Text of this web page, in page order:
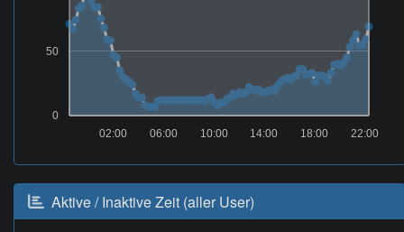
0
50
22:00
18:00
14:00
10:00
06:00
02:00
Aktive / Inaktive Zeit (aller User)